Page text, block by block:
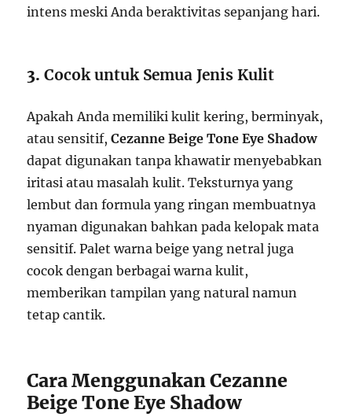
intens meski Anda beraktivitas sepanjang hari.
3.Cocok untuk Semua Jenis Kulit
Apakah Anda memiliki kulit kering, berminyak,
atau sensitif,Cezanne Beige Tone Eye Shadow
dapat digunakan tanpa khawatir menyebabkan
iritasi atau masalah kulit. Teksturnya yang
lembut dan formula yang ringan membuatnya
nyaman digunakan bahkan pada kelopak mata
sensitif. Palet warna beige yang netral juga
cocok dengan berbagai warna kulit,
memberikan tampilan yang natural namun
tetap cantik.
Cara Menggunakan Cezanne
Beige Tone Eye Shadow